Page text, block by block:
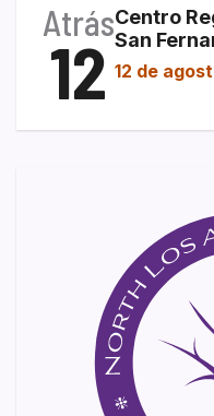
Atrás
12
Centro
San
12 de